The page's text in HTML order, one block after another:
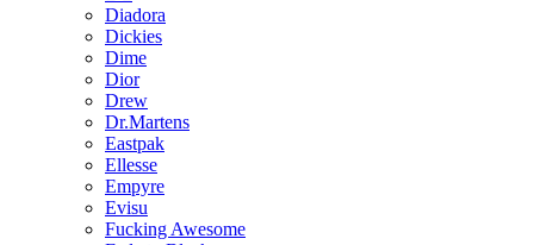
Diadora
Dickies
Dime
Dior
Drew
Dr.Martens
Eastpak
Ellesse
Empyre
Evisu
Fucking Awesome